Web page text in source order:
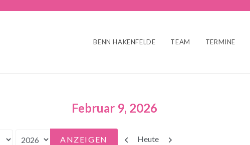
BENN HAKENFELDE TEAM TERMINE
Februar 9, 2026
Zurück
Heute Weiter